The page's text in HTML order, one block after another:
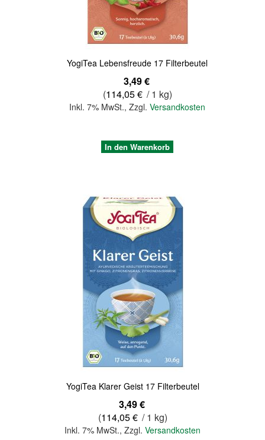
YogiTea Lebensfreude 17 Filterbeutel
3,49 €
(114,05 € / 1 kg)
Inkl. 7% MwSt.,Zzgl.Versandkosten
In den Warenkorb
YogiTea Klarer Geist 17 Filterbeutel
3,49 €
(114,05 € / 1 kg)
Inkl. 7% MwSt., Zzgl. Versandkosten